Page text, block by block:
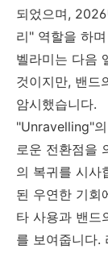
되었으며, 2026
리" 역할을 하며
벨라미는 다음
것이지만, 밴드
암시했습니다.
"Unravelling"
로운 전환점을
의 복귀를 시사
된 우연한 기회
타 사용과 밴드
를 보여줍니다.